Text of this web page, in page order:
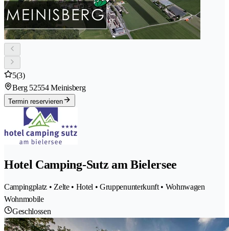
5(3)
Berg 52554 Meinisberg
Termin reservieren
Hotel Camping-Sutz am Bielersee
Campingplatz • Zelte • Hotel • Gruppenunterkunft • Wohnwagen
Wohnmobile
Geschlossen